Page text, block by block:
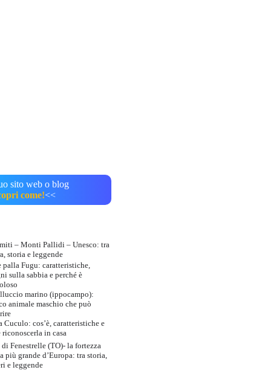
sito web o blog
come!<<
– Monti Pallidi – Unesco: tra
storia e leggende
palla Fugu: caratteristiche,
sulla sabbia e perché è
marino (ippocampo):
animale maschio che può
Cuculo: cos’è, caratteristiche e
riconoscerla in casa
di Fenestrelle (TO)- la fortezza
più grande d’Europa: tra storia,
e leggende